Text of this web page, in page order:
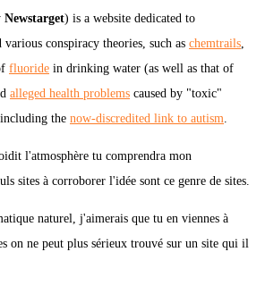
Newstarget) is a website dedicated to
various conspiracy theories, such as chemtrails,
fluoride in drinking water (as well as that of
alleged health problems caused by "toxic"
the now-discredited link to autism.
l'atmosphère tu comprendra mon
sites à corroborer l'idée sont ce genre de sites.
naturel, j'aimerais que tu en viennes à
on ne peut plus sérieux trouvé sur un site qui il